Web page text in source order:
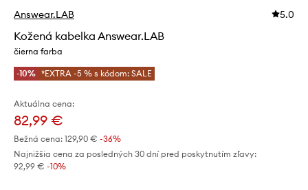
Answear.LAB 5.0
Kožená kabelka Answear.LAB
čierna farba
-10% *EXTRA -5 % s kódom: SALE
Aktuálna cena:
82,99 €
Bežná cena: 129,90 € -36%
Najnižšia cena za posledných 30 dní pred poskytnutím zľavy:
92,99 € -10%